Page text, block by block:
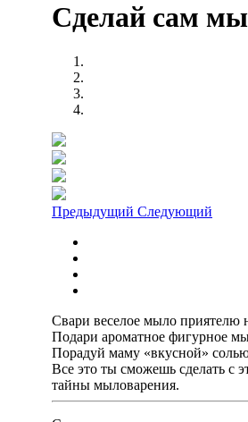
Сделай сам
Предыдущий Следующий
Свари веселое мыло приятелю
Подари ароматное фигурное
Порадуй маму «вкусной»
Все это ты сможешь сделать с
тайны мыловарения.